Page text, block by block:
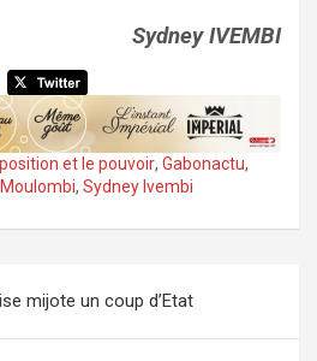
Sydney IVEMBI
et le pouvoir, Gabonactu,
, Sydney Ivembi
mijote un coup d’Etat